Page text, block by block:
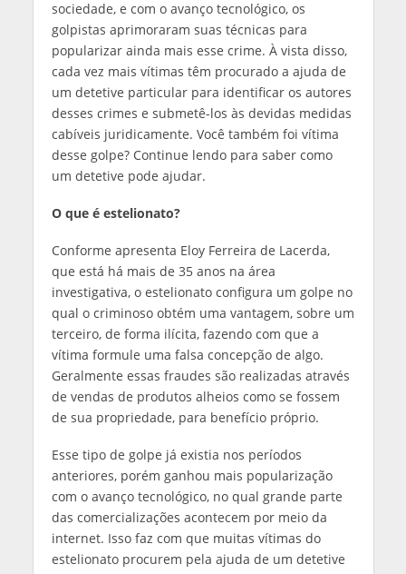
sociedade, e com o avanço tecnológico, os
golpistas aprimoraram suas técnicas para
popularizar ainda mais esse crime. À vista disso,
cada vez mais vítimas têm procurado a ajuda de
um detetive particular para identificar os autores
desses crimes e submetê-los às devidas medidas
cabíveis juridicamente. Você também foi vítima
desse golpe? Continue lendo para saber como
um detetive pode ajudar.
O que é estelionato?
Conforme apresenta Eloy Ferreira de Lacerda,
que está há mais de 35 anos na área
investigativa, o estelionato configura um golpe no
qual o criminoso obtém uma vantagem, sobre um
terceiro, de forma ilícita, fazendo com que a
vítima formule uma falsa concepção de algo.
Geralmente essas fraudes são realizadas através
de vendas de produtos alheios como se fossem
de sua propriedade, para benefício próprio.
Esse tipo de golpe já existia nos períodos
anteriores, porém ganhou mais popularização
com o avanço tecnológico, no qual grande parte
das comercializações acontecem por meio da
internet. Isso faz com que muitas vítimas do
estelionato procurem pela ajuda de um detetive